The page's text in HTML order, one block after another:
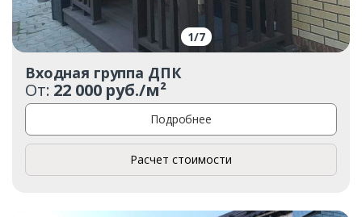
1/7
Входная группа ДПК
От: 22 000 руб./м²
Подробнее
Расчет стоимости